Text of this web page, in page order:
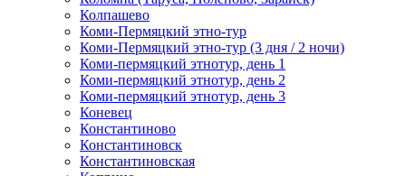
Колпашево
Коми-Пермяцкий этно-тур
Коми-Пермяцкий этно-тур (3 дня / 2 ночи)
Коми-пермяцкий этнотур, день 1
Коми-пермяцкий этнотур, день 2
Коми-пермяцкий этнотур, день 3
Коневец
Константиново
Константиновск
Константиновская